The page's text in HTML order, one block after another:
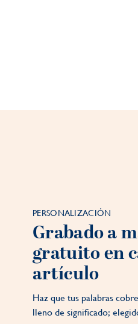
PERSONALIZACIÓN
Grabado a
gratuito en
artículo
Haz que tus palabras
lleno de significado;